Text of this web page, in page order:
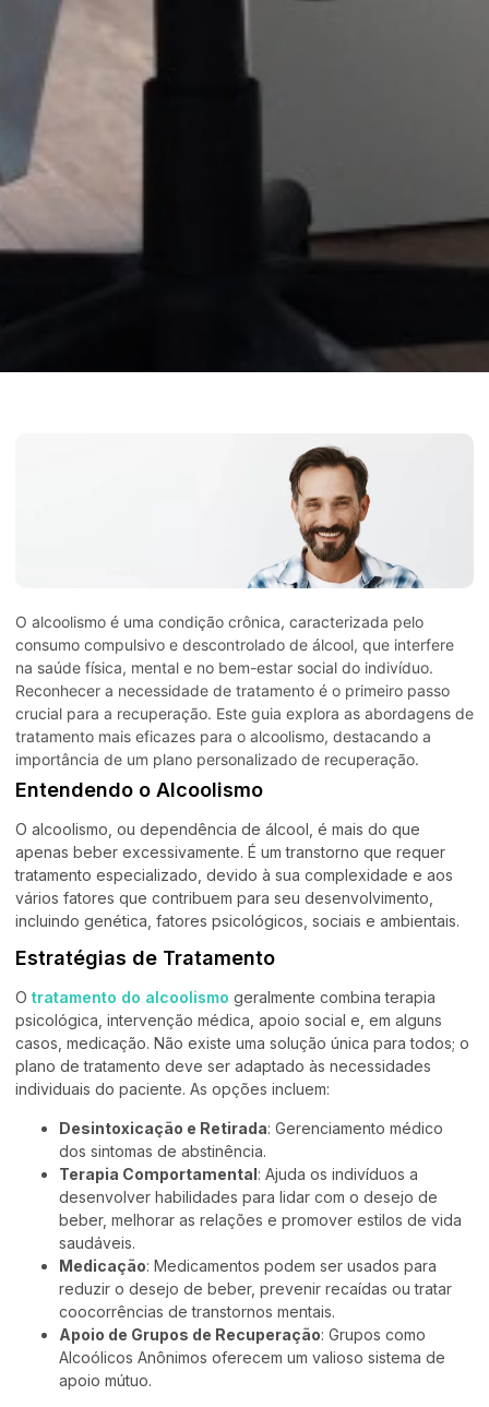
O alcoolismo é uma condição crônica, caracterizada pelo
consumo compulsivo e descontrolado de álcool, que interfere
na saúde física, mental e no bem-estar social do indivíduo.
Reconhecer a necessidade de tratamento é o primeiro passo
crucial para a recuperação. Este guia explora as abordagens de
tratamento mais eficazes para o alcoolismo, destacando a
importância de um plano personalizado de recuperação.
Entendendo o Alcoolismo
O alcoolismo, ou dependência de álcool, é mais do que
apenas beber excessivamente. É um transtorno que requer
tratamento especializado, devido à sua complexidade e aos
vários fatores que contribuem para seu desenvolvimento,
incluindo genética, fatores psicológicos, sociais e ambientais.
Estratégias de Tratamento
O tratamento do alcoolismo geralmente combina terapia
psicológica, intervenção médica, apoio social e, em alguns
casos, medicação. Não existe uma solução única para todos; o
plano de tratamento deve ser adaptado às necessidades
individuais do paciente. As opções incluem:
Desintoxicação e Retirada: Gerenciamento médico
dos sintomas de abstinência.
Terapia Comportamental: Ajuda os indivíduos a
desenvolver habilidades para lidar com o desejo de
beber, melhorar as relações e promover estilos de vida
saudáveis.
Medicação: Medicamentos podem ser usados para
reduzir o desejo de beber, prevenir recaídas ou tratar
coocorrências de transtornos mentais.
Apoio de Grupos de Recuperação: Grupos como
Alcoólicos Anônimos oferecem um valioso sistema de
apoio mútuo.